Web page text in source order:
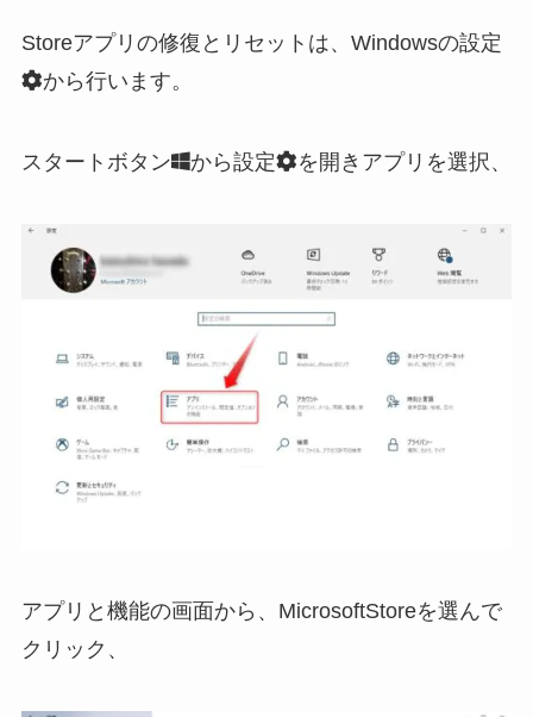
Storeアプリの修復とリセットは、Windowsの設定
から行います。
スタートボタン から設定 を開きアプリを選択、
アプリと機能の画面から、MicrosoftStoreを選んで
クリック、